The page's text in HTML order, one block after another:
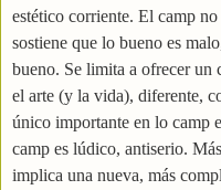
estético corriente. El camp
sostiene que lo bueno es
bueno. Se limita a ofrecer un
el arte (y la vida), diferente,
único importante en lo camp
camp es lúdico, antiserio.
implica una nueva, más